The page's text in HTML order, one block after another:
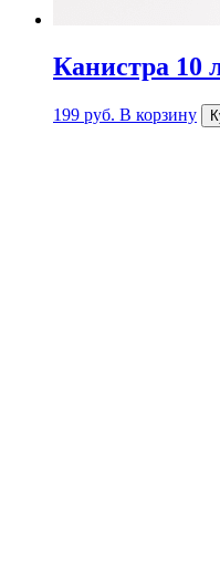
Канистра 10
199 руб. В корзину